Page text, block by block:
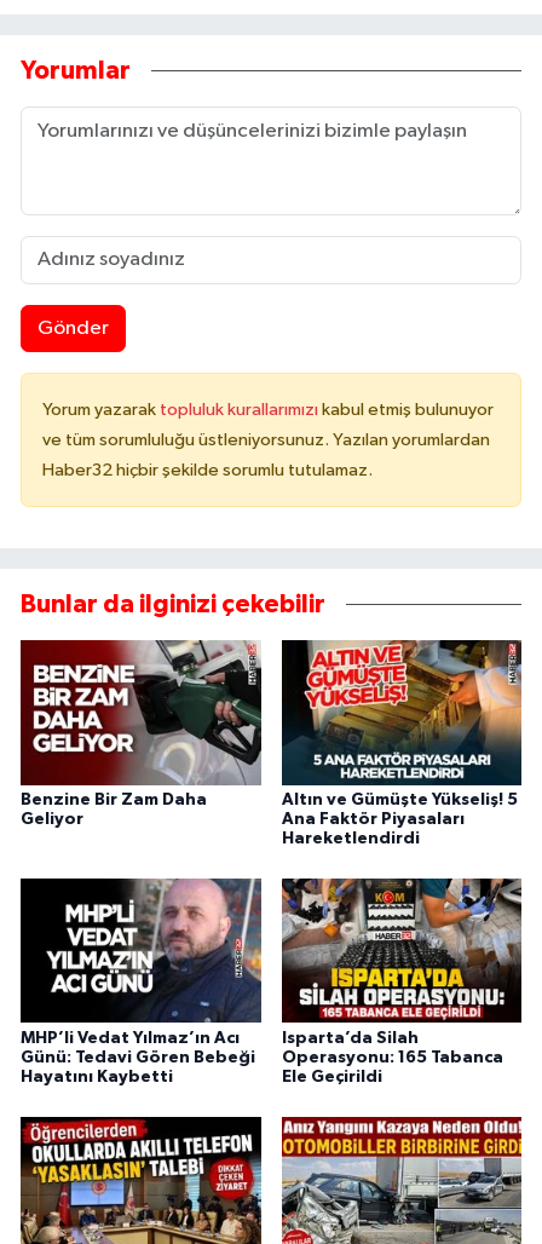
Yorumlar
Gönder
Yorum yazarak topluluk kurallarımızı kabul etmiş bulunuyor
ve tüm sorumluluğu üstleniyorsunuz. Yazılan yorumlardan
Haber32 hiçbir şekilde sorumlu tutulamaz.
Bunlar da ilginizi çekebilir
Benzine Bir Zam Daha
Geliyor
Altın ve Gümüşte Yükseliş! 5
Ana Faktör Piyasaları
Hareketlendirdi
MHP’li Vedat Yılmaz’ın Acı
Günü: Tedavi Gören Bebeği
Hayatını Kaybetti
Isparta’da Silah
Operasyonu: 165 Tabanca
Ele Geçirildi